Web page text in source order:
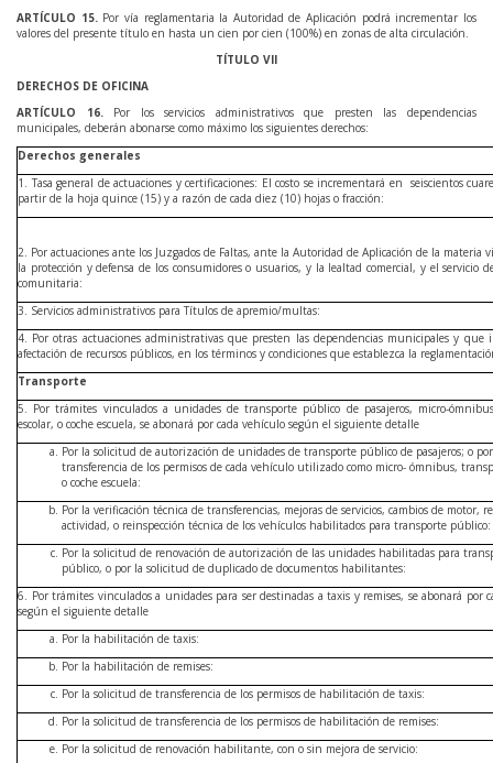
ARTÍCULO 15. Por vía reglamentaria la Autoridad de Aplicación podrá incrementar los
valores del presente título en hasta un cien por cien (100%) en zonas de alta circulación.
TÍTULO VII
DERECHOS DE OFICINA
ARTÍCULO
16. Por los servicios administrativos que presten las dependencias
municipales, deberán abonarse como máximo los siguientes derechos:
Derechos generales
1. Tasa general de actuaciones y certificaciones: El costo se incrementará en seiscientos
partir de la hoja quince (15) y a razón de cada diez (10) hojas o fracción:
2. Por actuaciones ante los Juzgados de Faltas, ante la Autoridad de Aplicación de la materia
la protección y defensa de los consumidores o usuarios, y la lealtad comercial, y el servicio
comunitaria:
3. Servicios administrativos para Títulos de apremio/multas:
4. Por otras actuaciones administrativas que presten las dependencias municipales y que
afectación de recursos públicos, en los términos y condiciones que establezca la
Transporte
5. Por trámites vinculados a unidades de transporte público de pasajeros, micro-
escolar, o coche escuela, se abonará por cada vehículo según el siguiente detalle
Por la solicitud de autorización de unidades de transporte público de pasajeros; o
transferencia de los permisos de cada vehículo utilizado como micro- ómnibus,
o coche escuela:
Por la verificación técnica de transferencias, mejoras de servicios, cambios de motor,
actividad, o reinspección técnica de los vehículos habilitados para transporte público:
Por la solicitud de renovación de autorización de las unidades habilitadas para
público, o por la solicitud de duplicado de documentos habilitantes:
6. Por trámites vinculados a unidades para ser destinadas a taxis y remises, se abonará por
según el siguiente detalle
Por la habilitación de taxis:
Por la habilitación de remises:
Por la solicitud de transferencia de los permisos de habilitación de taxis:
Por la solicitud de transferencia de los permisos de habilitación de remises:
Por la solicitud de renovación habilitante, con o sin mejora de servicio: